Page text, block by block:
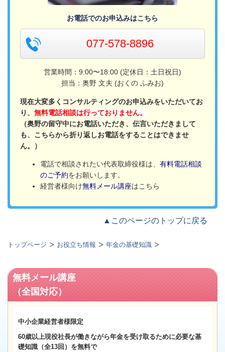
お電話でのお申込みはこちら
077-578-8896
営業時間：9:00〜18:00 (定休日：土日祝日)
担当：奥野 文夫 (おくの ふみお)
現在大変多くコンサルティングのお申込みをいただいてお
り、 無料電話相談は行っておりません。
（奥野の留守中にお電話いただき、伝言いただきまして
も、こちらから折り返しお電話をすることはできませ
ん。）
電話で相談されたい代表取締役様は、 有料電話相談
のご予約をお願いします。
経営者様向け無料メール講座はこちら
▲このページのトップに戻る
トップページ お役立ち情報 年金の基礎知識
無料メール講座
（全国対応）
中小企業経営者様限定
60歳以上現役社長が働きながら年金を受け取るために必要な基
礎知識（全13回） を無料で